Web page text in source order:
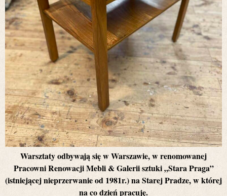
Warsztaty odbywają się w Warszawie, w renomowanej
Pracowni Renowacji Mebli & Galerii sztuki „Stara Praga”
(istniejącej nieprzerwanie od 1981r.) na Starej Pradze, w której
na co dzień pracuję.